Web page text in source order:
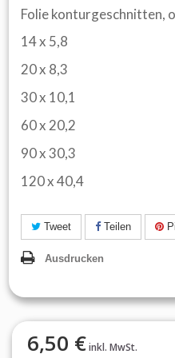
Folie konturgeschnitten,
14 x 5,8
20 x 8,3
30 x 10,1
60 x 20,2
90 x 30,3
120 x 40,4
Tweet Teilen
Ausdrucken
6,50 €inkl. MwSt.